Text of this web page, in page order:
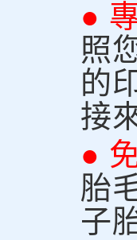
●
照
的
接
●
胎
子